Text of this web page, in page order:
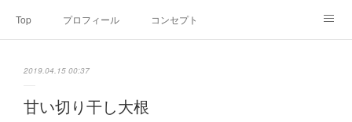
Top プロフィール コンセプト
2019.04.15 00:37
甘い切り干し大根